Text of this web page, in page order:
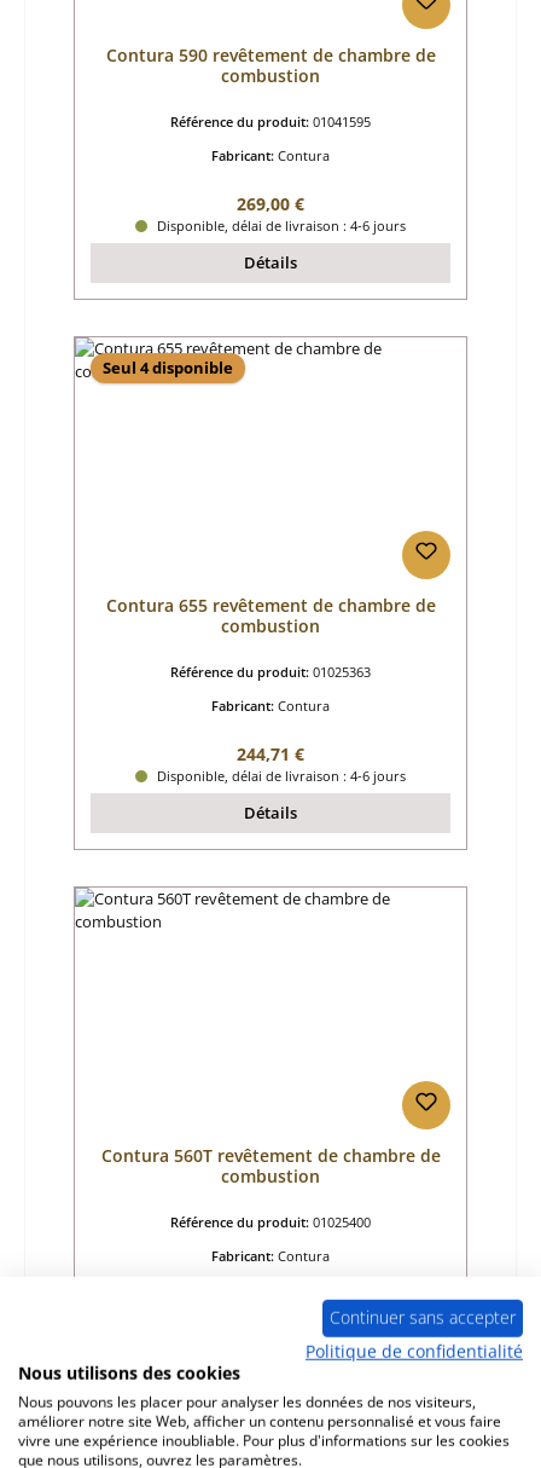
Contura 590 revêtement de chambre de
combustion
Référence du produit: 01041595
Fabricant: Contura
Prix régulier :
269,00 €
Disponible, délai de livraison : 4-6 jours
Détails
Seul 4 disponible
Contura 655 revêtement de chambre de
combustion
Référence du produit: 01025363
Fabricant: Contura
Prix régulier :
244,71 €
Disponible, délai de livraison : 4-6 jours
Détails
Contura 560T revêtement de chambre de
combustion
Référence du produit: 01025400
Fabricant: Contura
Prix régulier :
Disponible, délai de livraison : 4-6 joursContinuer sans accepter
Politique de confidentialité
Nous utilisons des cookies
Nous pouvons les placer pour analyser les données de nos visiteurs,
améliorer notre site Web, afficher un contenu personnalisé et vous faire
vivre une expérience inoubliable. Pour plus d'informations sur les cookies
que nous utilisons, ouvrez les paramètres.